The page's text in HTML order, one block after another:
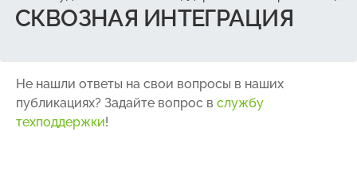
СКВОЗНАЯ ИНТЕГРАЦИЯ
Не нашли ответы на свои вопросы в наших
публикациях? Задайте вопрос в службу
техподдержки!